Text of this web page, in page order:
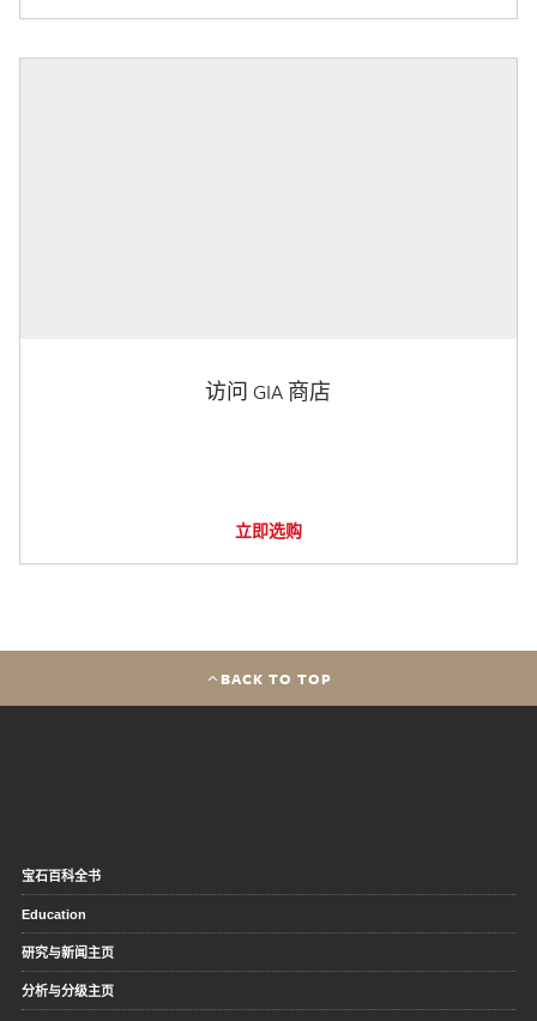
访问 GIA 商店
立即选购
BACK TO TOP
宝石百科全书
Education
研究与新闻主页
分析与分级主页